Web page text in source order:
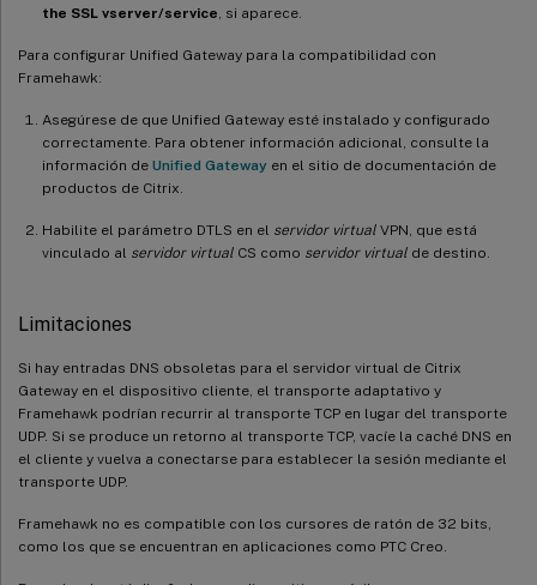
the SSL vserver/service , si aparece.
Para configurar Unified Gateway para la compatibilidad con
Framehawk:
Asegúrese de que Unified Gateway esté instalado y configurado
correctamente. Para obtener información adicional, consulte la
información de Unified Gateway en el sitio de documentación de
productos de Citrix.
Habilite el parámetro DTLS en el servidor virtual VPN, que está
vinculado al servidor virtual CS como servidor virtual de destino.
Limitaciones
Si hay entradas DNS obsoletas para el servidor virtual de Citrix
Gateway en el dispositivo cliente, el transporte adaptativo y
Framehawk podrían recurrir al transporte TCP en lugar del transporte
UDP. Si se produce un retorno al transporte TCP, vacíe la caché DNS en
el cliente y vuelva a conectarse para establecer la sesión mediante el
transporte UDP.
Framehawk no es compatible con los cursores de ratón de 32 bits,
como los que se encuentran en aplicaciones como PTC Creo.